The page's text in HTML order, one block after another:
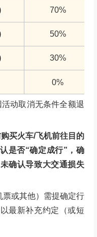
70%
50%
30%
0%
动取消无条件全额退
买火车/飞机前往目的
是否“确定成行”，确
确认导致大交通损失
或其他）需提确定行
最新补充约定（或短